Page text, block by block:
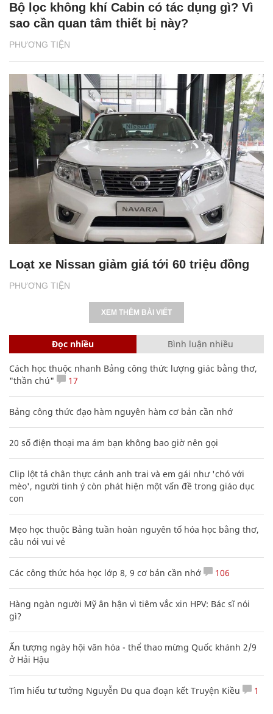
PHƯƠNG TIỆN
Bộ lọc không khí Cabin có tác dụng gì? Vì
sao cần quan tâm thiết bị này?
PHƯƠNG TIỆN
Loạt xe Nissan giảm giá tới 60 triệu đồng
XEM THÊM BÀI VIẾT
Đọc nhiều Bình luận nhiều
Cách học thuộc nhanh Bảng công thức lượng giác bằng thơ,
"thần chú"
17
Bảng công thức đạo hàm nguyên hàm cơ bản cần nhớ
20 số điện thoại ma ám bạn không bao giờ nên gọi
Clip lột tả chân thực cảnh anh trai và em gái như 'chó với
mèo', người tinh ý còn phát hiện một vấn đề trong giáo dục
con
Mẹo học thuộc Bảng tuần hoàn nguyên tố hóa học bằng thơ,
câu nói vui vẻ
Các công thức hóa học lớp 8, 9 cơ bản cần nhớ 106
Hàng ngàn người Mỹ ân hận vì tiêm vắc xin HPV: Bác sĩ nói
gì?
Ấn tượng ngày hội văn hóa - thể thao mừng Quốc khánh 2/9
ở Hải Hậu
Tìm hiểu tư tưởng Nguyễn Du qua đoạn kết Truyện Kiều 1